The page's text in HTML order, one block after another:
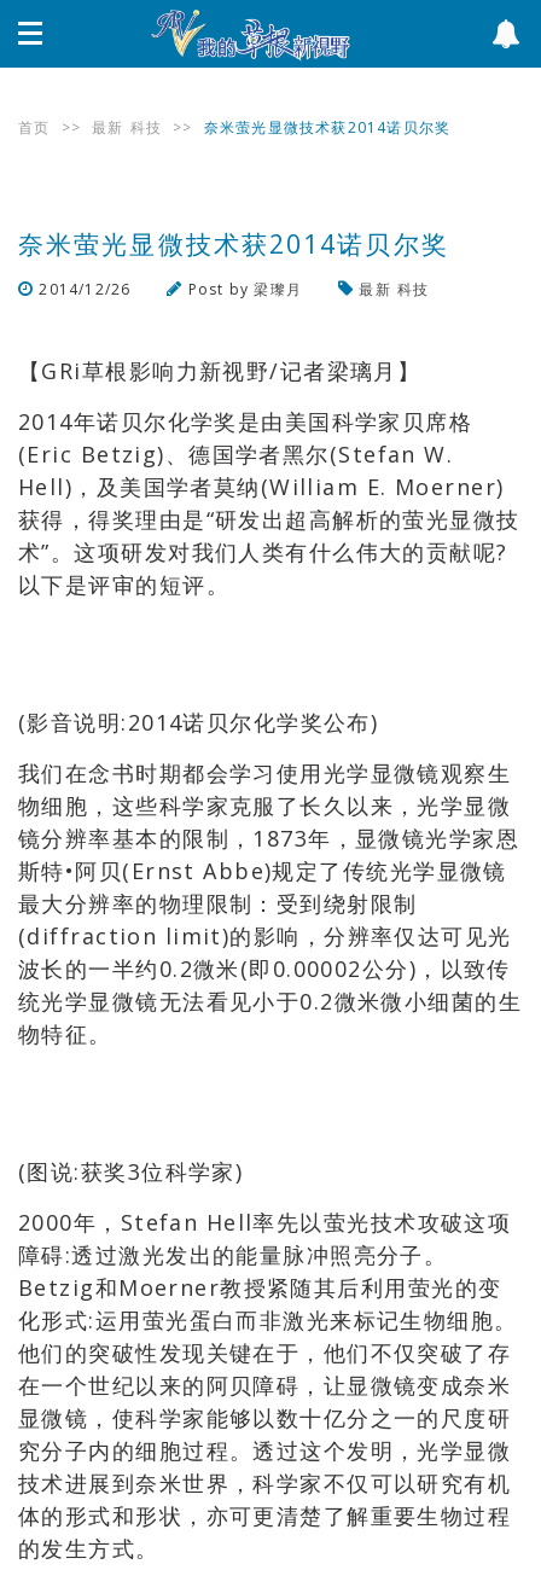
首页 >> 最新 科技 >> 奈米萤光显微技术获2014诺贝尔奖
奈米萤光显微技术获2014诺贝尔奖
2014/12/26 Post by梁瓈月 最新 科技
【GRi草根影响力新视野/记者梁璃月】
2014年诺贝尔化学奖是由美国科学家贝席格
(Eric Betzig)、德国学者黑尔(Stefan W.
Hell)，及美国学者莫纳(William E. Moerner)
获得，得奖理由是“研发出超高解析的萤光显微技
术”。这项研发对我们人类有什么伟大的贡献呢?
以下是评审的短评。
(影音说明:2014诺贝尔化学奖公布)
我们在念书时期都会学习使用光学显微镜观察生
物细胞，这些科学家克服了长久以来，光学显微
镜分辨率基本的限制，1873年，显微镜光学家恩
斯特•阿贝(Ernst Abbe)规定了传统光学显微镜
最大分辨率的物理限制：受到绕射限制
(diffraction limit)的影响，分辨率仅达可见光
波长的一半约0.2微米(即0.00002公分)，以致传
统光学显微镜无法看见小于0.2微米微小细菌的生
物特征。
(图说:获奖3位科学家)
2000年，Stefan Hell率先以萤光技术攻破这项
障碍:透过激光发出的能量脉冲照亮分子。
Betzig和Moerner教授紧随其后利用萤光的变
化形式:运用萤光蛋白而非激光来标记生物细胞。
他们的突破性发现关键在于，他们不仅突破了存
在一个世纪以来的阿贝障碍，让显微镜变成奈米
显微镜，使科学家能够以数十亿分之一的尺度研
究分子内的细胞过程。透过这个发明，光学显微
技术进展到奈米世界，科学家不仅可以研究有机
体的形式和形状，亦可更清楚了解重要生物过程
的发生方式。